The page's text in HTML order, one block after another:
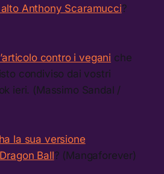
Anthony Scaramucci?
contro i vegani che
condiviso dai vostri
ieri. (Massimo Sandal /
ha la sua versione
Ball? (Mangaforever)